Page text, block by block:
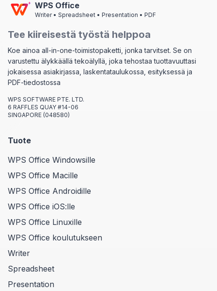
WPS Office
Writer • Spreadsheet • Presentation • PDF
Tee kiireisestä työstä helppoa
Koe ainoa all-in-one-toimistopaketti, jonka tarvitset. Se on
varustettu älykkäällä tekoälyllä, joka tehostaa tuottavuuttasi
jokaisessa asiakirjassa, laskentataulukossa, esityksessä ja
PDF-tiedostossa
WPS SOFTWARE PTE. LTD.
6 RAFFLES QUAY #14-06
SINGAPORE (048580)
Tuote
WPS Office Windowsille
WPS Office Macille
WPS Office Androidille
WPS Office iOS:lle
WPS Office Linuxille
WPS Office koulutukseen
Writer
Spreadsheet
Presentation